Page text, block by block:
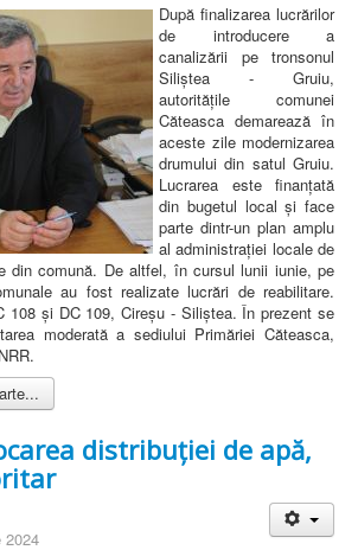
După finalizarea lucrărilor
de introducere a
canalizării pe tronsonul
Siliștea - Gruiu,
autoritățile comunei
Căteasca demarează în
aceste zile modernizarea
drumului din satul Gruiu.
Lucrarea este finanțată
din bugetul local și face
parte dintr-un plan amplu
al administrației locale de
din comună. De altfel, în cursul lunii iunie, pe
au fost realizate lucrări de reabilitare.
108 și DC 109, Cireșu - Siliştea. În prezent se
moderată a sediului Primăriei Căteasca,
distribuției de apă,
2024